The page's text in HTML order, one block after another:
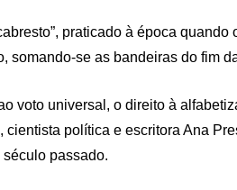
praticado à época
se as bandeiras do fim
voto universal, o direito à
política e escritora Ana
passado.